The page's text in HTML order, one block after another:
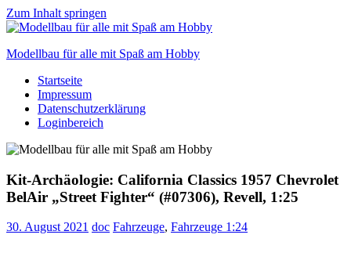
Zum Inhalt springen
Modellbau für alle mit Spaß am Hobby
Scale
modelling
to
Startseite
Impressum
Datenschutzerklärung
Loginbereich
Kit-Archäologie: California Classics 1957 Chevrolet
BelAir „Street Fighter“ (#07306), Revell, 1:25
30. August 2021 doc Fahrzeuge, Fahrzeuge 1:24